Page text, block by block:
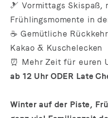
🎿 Vormittags Skispaß,
Frühlingsmomente in
☕ Gemütliche
Kakao & Kuschelecken
⏰ Mehr Zeit für euren
ab 12 Uhr ODER Late
Winter auf der Piste,